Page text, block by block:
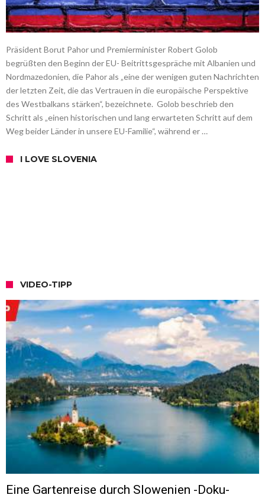
Präsident Borut Pahor und Premierminister Robert Golob
begrüßten den Beginn der EU- Beitrittsgespräche mit Albanien und
Nordmazedonien, die Pahor als „eine der wenigen guten Nachrichten
der letzten Zeit, die das Vertrauen in die europäische Perspektive
des Westbalkans stärken“, bezeichnete. Golob beschrieb den
Schritt als „einen historischen und lang erwarteten Schritt auf dem
Weg beider Länder in unsere EU-Familie“, während er …
I LOVE SLOVENIA
VIDEO-TIPP
Eine Gartenreise durch Slowenien -Doku-